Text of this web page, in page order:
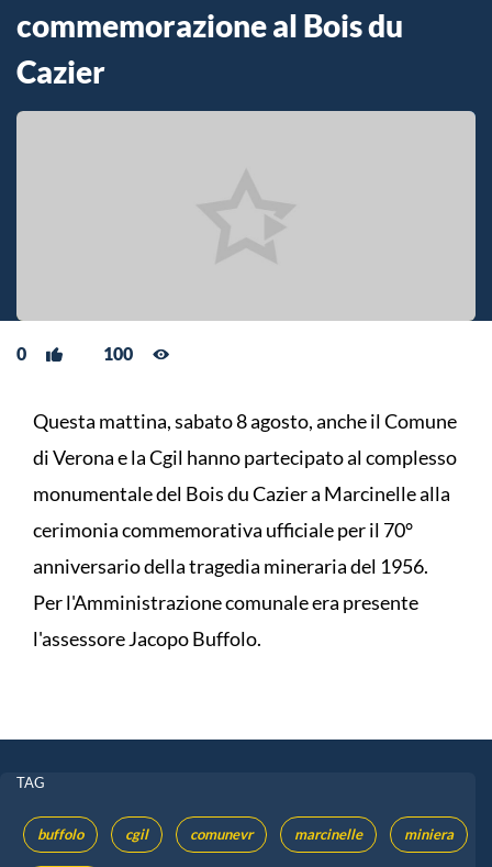
commemorazione al Bois du
Cazier
0 100
Questa mattina, sabato 8 agosto, anche il Comune
di Verona e la Cgil hanno partecipato al complesso
monumentale del Bois du Cazier a Marcinelle alla
cerimonia commemorativa ufficiale per il 70°
anniversario della tragedia mineraria del 1956.
Per l'Amministrazione comunale era presente
l'assessore Jacopo Buffolo.
TAG
buffolo cgil comunevr marcinelle miniera